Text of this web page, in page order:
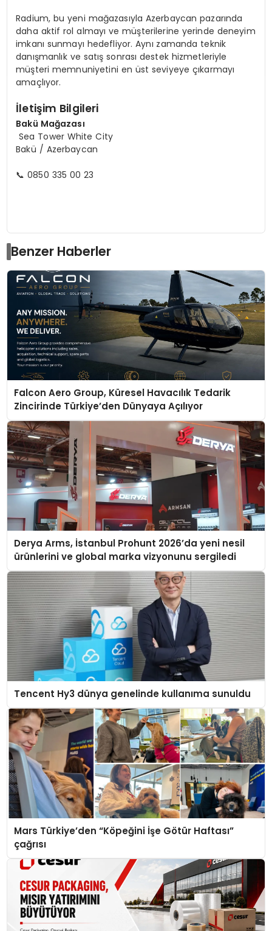
Radium, bu yeni mağazasıyla Azerbaycan pazarında
daha aktif rol almayı ve müşterilerine yerinde deneyim
imkanı sunmayı hedefliyor. Aynı zamanda teknik
danışmanlık ve satış sonrası destek hizmetleriyle
müşteri memnuniyetini en üst seviyeye çıkarmayı
amaçlıyor.
İletişim Bilgileri
Bakü Mağazası
Sea Tower White City
Bakü / Azerbaycan
📞 0850 335 00 23
Benzer Haberler
Falcon Aero Group, Küresel Havacılık Tedarik
Zincirinde Türkiye’den Dünyaya Açılıyor
Derya Arms, İstanbul Prohunt 2026’da yeni nesil
ürünlerini ve global marka vizyonunu sergiledi
Tencent Hy3 dünya genelinde kullanıma sunuldu
Mars Türkiye’den “Köpeğini İşe Götür Haftası”
çağrısı